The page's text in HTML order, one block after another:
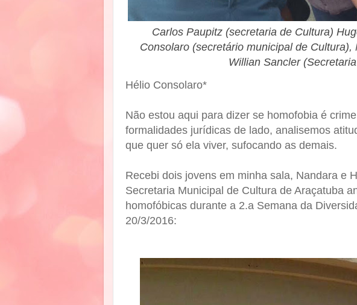
Carlos Paupitz (secretaria de Cultura)
Consolaro (secretário municipal de
Willian Sancler
Hélio Consolaro*
Não estou aqui para dizer se homofobia é
formalidades jurídicas de lado, analisemos
que quer só ela viver, sufocando as demais.
Recebi dois jovens em minha sala, Nandara e
Secretaria Municipal de Cultura de Araçatuba
homofóbicas durante a 2.a Semana da
20/3/2016: